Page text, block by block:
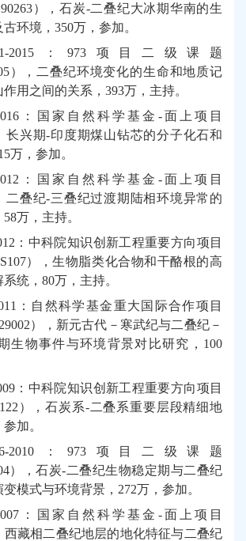
），石炭-二叠纪大冰期华南的生
环境， 350万，参加。
2015 ： 973项目二级课题
），二叠纪环境变化的生命和地质记
用之间的关系， 393万，主持。
：国家自然科学基金 -面上项目
长兴期-印度期煤山钻芯的分子化石和
万，参加。
：国家自然科学基金 -面上项目
二叠纪-三叠纪过渡期陆相环境异常的
58万，主持。
：中科院知识创新工程重要方向项目
），生物脂类化合物和干酪根的高
统， 80万，主持。
：自然科学基金重大国际合作项目
），新元古代－寒武纪与二叠纪－
生物事件与环境背景对比研究， 100
：中科院知识创新工程重要方向项目
），石炭系-二叠系重要层段精细地
加。
2010 ： 973项目二级课题
），石炭-二叠纪生物稳定期与二叠纪
模式与环境背景， 272万，参加。
：国家自然科学基金 -面上项目
西藏相二叠纪地层的地化特征与二叠纪